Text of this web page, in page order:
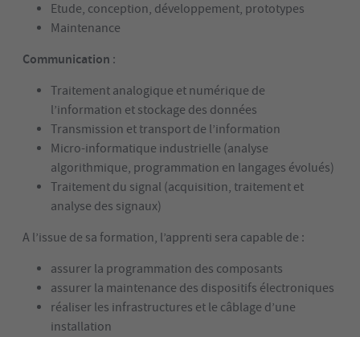
Etude, conception, développement, prototypes
Maintenance
Communication :
Traitement analogique et numérique de
l’information et stockage des données
Transmission et transport de l’information
Micro-informatique industrielle (analyse
algorithmique, programmation en langages évolués)
Traitement du signal (acquisition, traitement et
analyse des signaux)
A l’issue de sa formation, l’apprenti sera capable de :
assurer la programmation des composants
assurer la maintenance des dispositifs électroniques
réaliser les infrastructures et le câblage d’une
installation